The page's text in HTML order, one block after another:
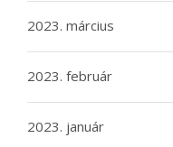
2023. március
2023. február
2023. január